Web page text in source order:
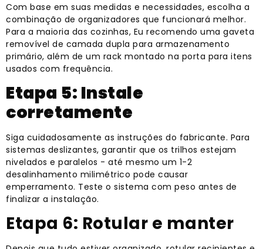
Com base em suas medidas e necessidades, escolha a
combinação de organizadores que funcionará melhor.
Para a maioria das cozinhas, Eu recomendo uma gaveta
removível de camada dupla para armazenamento
primário, além de um rack montado na porta para itens
usados ​​com frequência.
Etapa 5: Instale
corretamente
Siga cuidadosamente as instruções do fabricante. Para
sistemas deslizantes, garantir que os trilhos estejam
nivelados e paralelos - até mesmo um 1-2
desalinhamento milimétrico pode causar
emperramento. Teste o sistema com peso antes de
finalizar a instalação.
Etapa 6: Rotular e manter